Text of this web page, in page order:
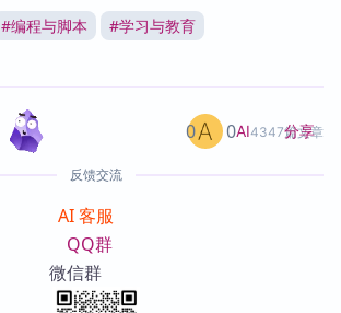
#编程与脚本 #学习与教育
AI4347篇文章
0 0 分享
反馈交流
AI 客服
QQ群
微信群